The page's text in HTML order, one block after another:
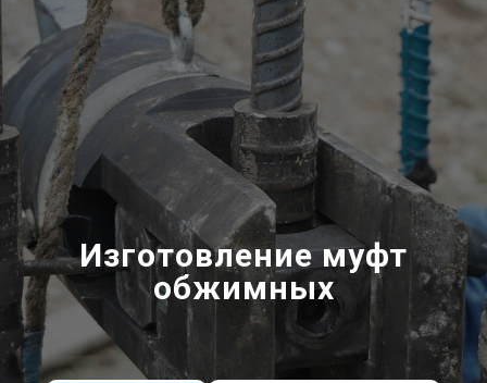
Изготовление муфт
обжимных